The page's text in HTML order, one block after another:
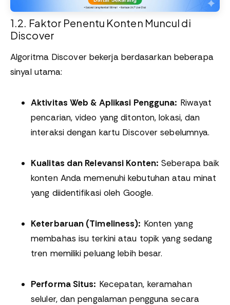
1.2. Faktor Penentu Konten Muncul di
Discover
Algoritma Discover bekerja berdasarkan beberapa
sinyal utama:
Aktivitas Web & Aplikasi Pengguna: Riwayat
pencarian, video yang ditonton, lokasi, dan
interaksi dengan kartu Discover sebelumnya.
Kualitas dan Relevansi Konten: Seberapa baik
konten Anda memenuhi kebutuhan atau minat
yang diidentifikasi oleh Google.
Keterbaruan (Timeliness): Konten yang
membahas isu terkini atau topik yang sedang
tren memiliki peluang lebih besar.
Performa Situs: Kecepatan, keramahan
seluler, dan pengalaman pengguna secara